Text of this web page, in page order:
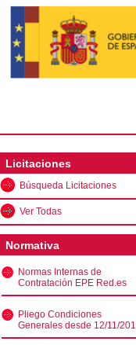
Licitaciones
Búsqueda Licitaciones
Ver Todas
Normativa
Normas Internas de
Contratación EPE Red.es
Pliego Condiciones
Generales desde 12/11/